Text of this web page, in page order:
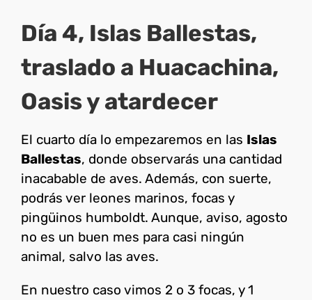
Día 4, Islas Ballestas,
traslado a Huacachina,
Oasis y atardecer
El cuarto día lo empezaremos en las Islas
Ballestas, donde observarás una cantidad
inacabable de aves. Además, con suerte,
podrás ver leones marinos, focas y
pingüinos humboldt. Aunque, aviso, agosto
no es un buen mes para casi ningún
animal, salvo las aves.
En nuestro caso vimos 2 o 3 focas, y 1